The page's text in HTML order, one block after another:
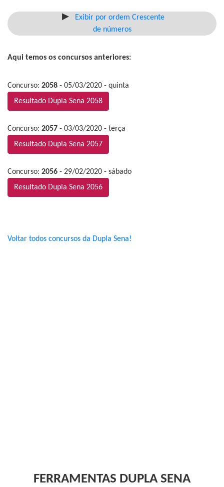
Exibir por ordem Crescente
de números
Aqui temos os concursos anteriores:
Concurso: 2058 - 05/03/2020 - quinta
Resultado Dupla Sena 2058
Concurso: 2057 - 03/03/2020 - terça
Resultado Dupla Sena 2057
Concurso: 2056 - 29/02/2020 - sábado
Resultado Dupla Sena 2056
Voltar todos concursos da Dupla Sena!
FERRAMENTAS DUPLA SENA